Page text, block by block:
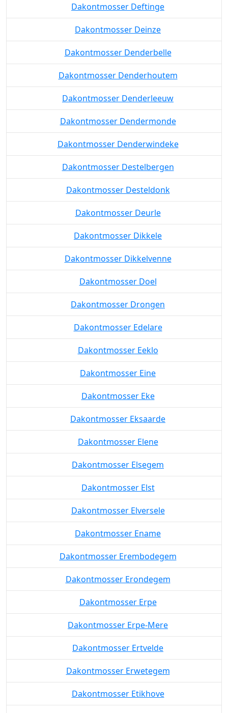
Dakontmosser Deftinge
Dakontmosser Deinze
Dakontmosser Denderbelle
Dakontmosser Denderhoutem
Dakontmosser Denderleeuw
Dakontmosser Dendermonde
Dakontmosser Denderwindeke
Dakontmosser Destelbergen
Dakontmosser Desteldonk
Dakontmosser Deurle
Dakontmosser Dikkele
Dakontmosser Dikkelvenne
Dakontmosser Doel
Dakontmosser Drongen
Dakontmosser Edelare
Dakontmosser Eeklo
Dakontmosser Eine
Dakontmosser Eke
Dakontmosser Eksaarde
Dakontmosser Elene
Dakontmosser Elsegem
Dakontmosser Elst
Dakontmosser Elversele
Dakontmosser Ename
Dakontmosser Erembodegem
Dakontmosser Erondegem
Dakontmosser Erpe
Dakontmosser Erpe-Mere
Dakontmosser Ertvelde
Dakontmosser Erwetegem
Dakontmosser Etikhove